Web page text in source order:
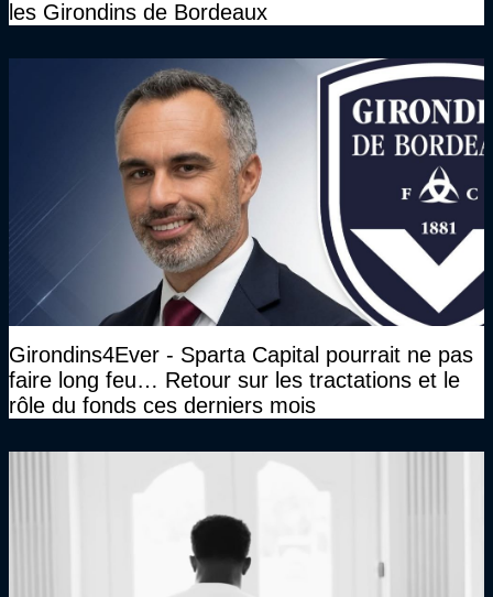
les Girondins de Bordeaux
Girondins4Ever - Sparta Capital pourrait ne pas
faire long feu… Retour sur les tractations et le
rôle du fonds ces derniers mois